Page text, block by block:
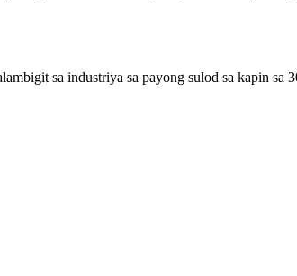
sa industriya sa payong sulod sa kapin sa